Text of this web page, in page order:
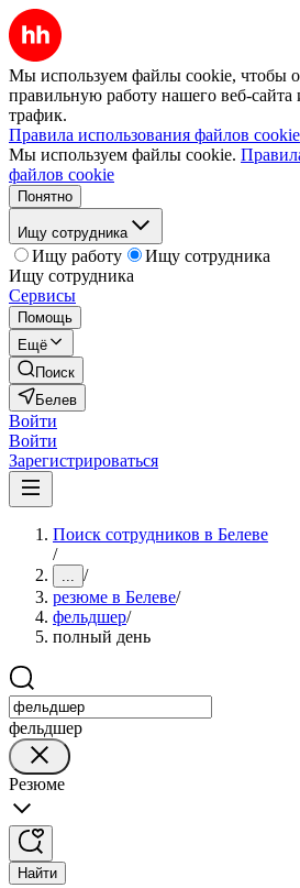
Мы используем файлы cookie, чтобы
правильную работу нашего веб-сайта
трафик.
Правила использования файлов cookie
Мы используем файлы cookie.
файлов cookie
Понятно
Ищу сотрудника
Ищу работу
Ищу сотрудника
Ищу сотрудника
Сервисы
Помощь
Ещё
Поиск
Белев
Войти
Войти
Зарегистрироваться
Поиск сотрудников в Белеве
/
... /
резюме в Белеве/
фельдшер/
полный день
фельдшер
Резюме
Найти